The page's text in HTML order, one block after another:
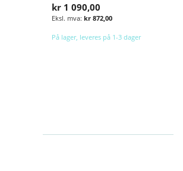
kr 1 090,00
kr 872,00
På lager, leveres på 1-3 dager